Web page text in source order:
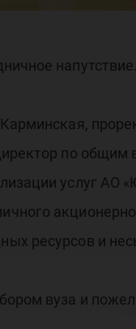
по
услуг
ресурсов и
вуза и